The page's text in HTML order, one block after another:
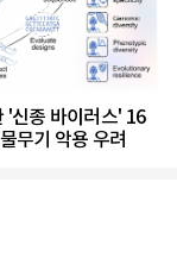
'신종 바이러스' 16
무기 악용 우려